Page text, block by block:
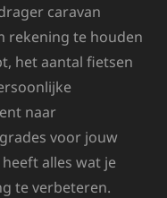
caravan
rekening te houden
het aantal fietsen
naar
voor jouw
alles wat je
te verbeteren.